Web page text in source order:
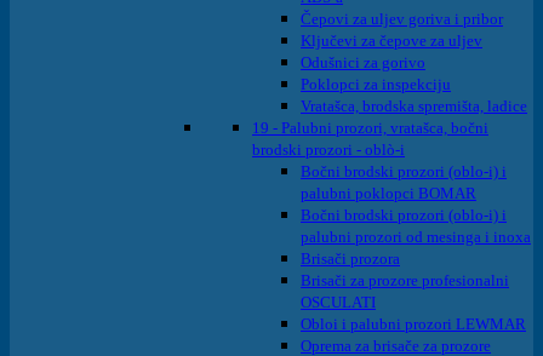
Čepovi za uljev goriva i pribor
Ključevi za čepove za uljev
Odušnici za gorivo
Poklopci za inspekciju
Vratašca, brodska spremišta, ladice
19 - Palubni prozori, vratašca, bočni
brodski prozori - oblò-i
Bočni brodski prozori (oblo-i) i
palubni poklopci BOMAR
Bočni brodski prozori (oblo-i) i
palubni prozori od mesinga i inoxa
Brisači prozora
Brisači za prozore profesionalni
OSCULATI
Obloi i palubni prozori LEWMAR
Oprema za brisače za prozore